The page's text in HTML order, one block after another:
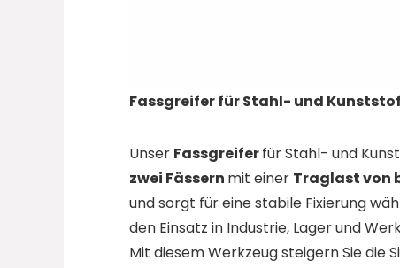
Fassgreifer für Stahl- und
Unser Fassgreiferfür Stahl- und
zwei Fässern mit einer Traglast von
und sorgt für eine stabile Fixierung
den Einsatz in Industrie, Lager und
Mit diesem Werkzeug steigern Sie die